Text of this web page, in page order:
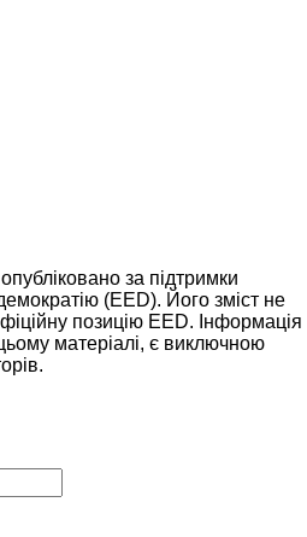
за підтримки
(EED). Його зміст не
позицію EED. Інформація
матеріалі, є виключною